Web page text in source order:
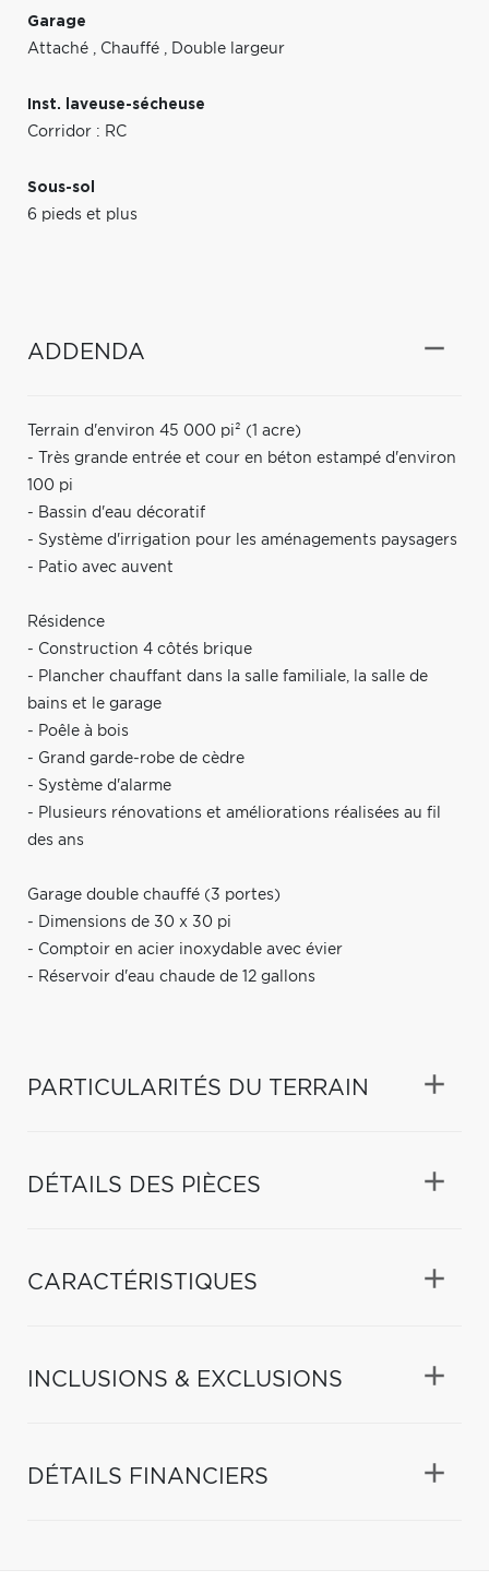
Garage
Attaché , Chauffé , Double largeur
Inst. laveuse-sécheuse
Corridor : RC
Sous-sol
6 pieds et plus
ADDENDA
Terrain d'environ 45 000 pi² (1 acre)
- Très grande entrée et cour en béton estampé d'environ
100 pi
- Bassin d'eau décoratif
- Système d'irrigation pour les aménagements paysagers
- Patio avec auvent
Résidence
- Construction 4 côtés brique
- Plancher chauffant dans la salle familiale, la salle de
bains et le garage
- Poêle à bois
- Grand garde-robe de cèdre
- Système d'alarme
- Plusieurs rénovations et améliorations réalisées au fil
des ans
Garage double chauffé (3 portes)
- Dimensions de 30 x 30 pi
- Comptoir en acier inoxydable avec évier
- Réservoir d'eau chaude de 12 gallons
PARTICULARITÉS DU TERRAIN
DÉTAILS DES PIÈCES
CARACTÉRISTIQUES
INCLUSIONS & EXCLUSIONS
DÉTAILS FINANCIERS